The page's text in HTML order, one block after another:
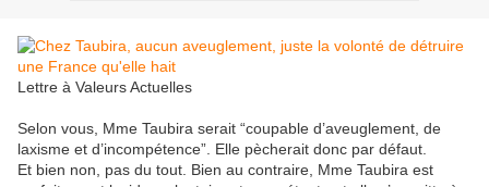
Lettre à Valeurs Actuelles
Selon vous, Mme Taubira serait “coupable d’aveuglement, de
laxisme et d’incompétence”. Elle pècherait donc par défaut.
Et bien non, pas du tout. Bien au contraire, Mme Taubira est